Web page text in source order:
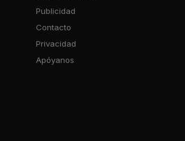
Publicidad
Contacto
Privacidad
Apóyanos